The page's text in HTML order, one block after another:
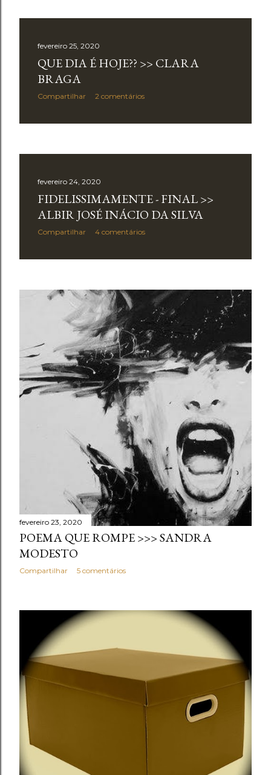
fevereiro 25, 2020
QUE DIA É HOJE?? >> CLARA
BRAGA
Compartilhar 2 comentários
fevereiro 24, 2020
FIDELISSIMAMENTE - FINAL >>
ALBIR JOSÉ INÁCIO DA SILVA
Compartilhar 4 comentários
fevereiro 23, 2020
POEMA QUE ROMPE >>> SANDRA
MODESTO
Compartilhar 5 comentários